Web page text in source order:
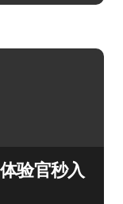
验官秒入